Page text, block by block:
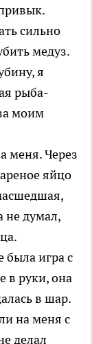
сильно
медуз.
я
рыба-
моим
меня. Через
яйцо
не думал,
игра с
в руки, она
в шар.
на меня с
делал